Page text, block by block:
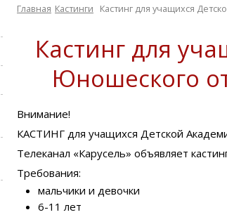
Главная Кастинги Кастинг для учащихся
Кастинг для
Юношеского
Внимание!
КАСТИНГ для учащихся Детской
Телеканал «Карусель» объявляет
Требования:
мальчики и девочки
6-11 лет